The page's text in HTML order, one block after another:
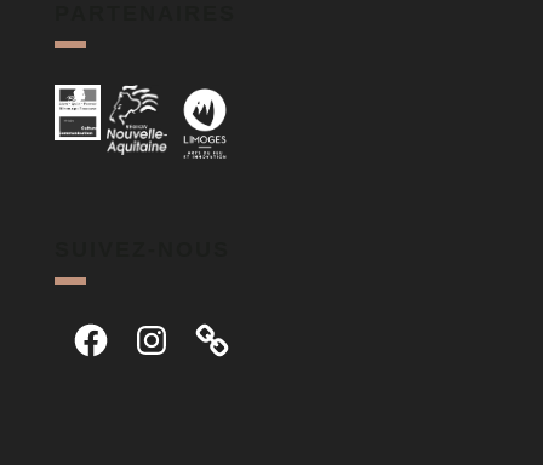
FacebookInstagram